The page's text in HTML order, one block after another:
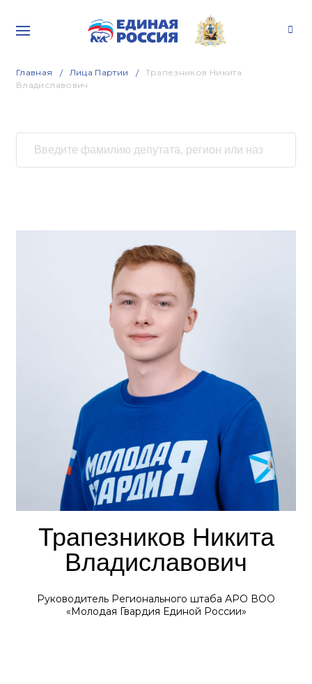
Главная Лица Партии
Трапезников Никита
Владиславович
Трапезников Никита
Владиславович
Руководитель Регионального штаба АРО ВОО
«Молодая Гвардия Единой России»